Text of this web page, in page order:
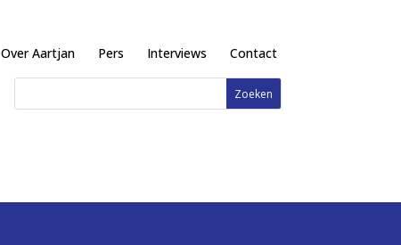
Over Aartjan Pers Interviews Contact